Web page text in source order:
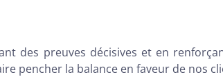
des preuves décisives et en
pencher la balance en faveur de nos